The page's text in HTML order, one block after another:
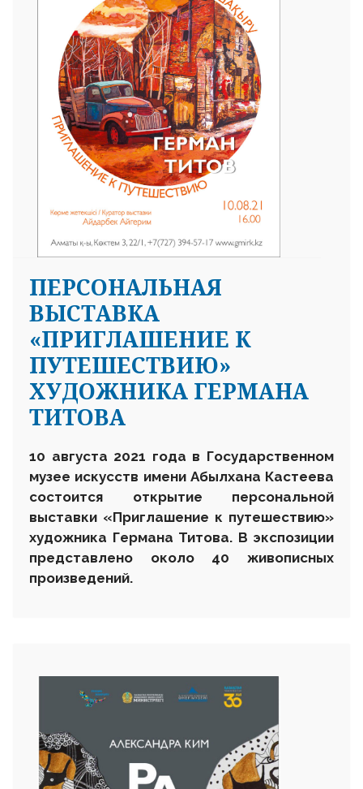
ПЕРСОНАЛЬНАЯ
ВЫСТАВКА
«ПРИГЛАШЕНИЕ К
ПУТЕШЕСТВИЮ»
ХУДОЖНИКА ГЕРМАНА
ТИТОВА
10 августа 2021 года в Государственном
музее искусств имени Абылхана Кастеева
состоится открытие персональной
выставки «Приглашение к путешествию»
художника Германа Титова. В экспозиции
представлено около 40 живописных
произведений.